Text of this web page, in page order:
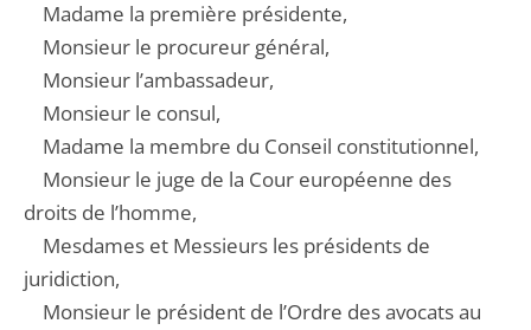
Madame la première présidente,
Monsieur le procureur général,
Monsieur l’ambassadeur,
Monsieur le consul,
Madame la membre du Conseil constitutionnel,
Monsieur le juge de la Cour européenne des
droits de l’homme,
Mesdames et Messieurs les présidents de
juridiction,
Monsieur le président de l’Ordre des avocats au